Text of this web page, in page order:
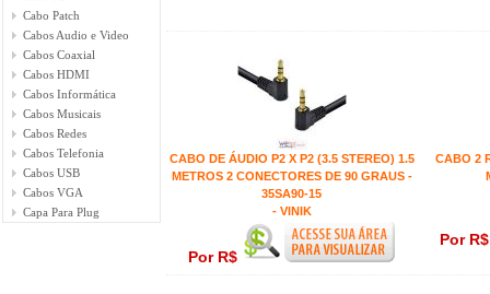
Cabo Patch
Cabos Audio e Video
Cabos Coaxial
Cabos HDMI
Cabos Informática
Cabos Musicais
Cabos Redes
Cabos Telefonia
Cabos USB
Cabos VGA
Capa Para Plug
CABO DE ÁUDIO P2 X P2 (3.5 STEREO) 1.5
METROS 2 CONECTORES DE 90 GRAUS -
35SA90-15
- VINIK
Por R$
CABO 2
Por